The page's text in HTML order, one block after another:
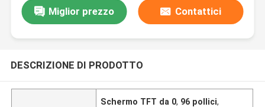
Miglior prezzo Contattici
DESCRIZIONE DI PRODOTTO
Schermo TFT da 0, 96 pollici,